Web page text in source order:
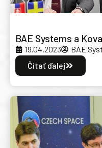
BAE Systems a
19.04.2023
BAE
Čítať ďalej